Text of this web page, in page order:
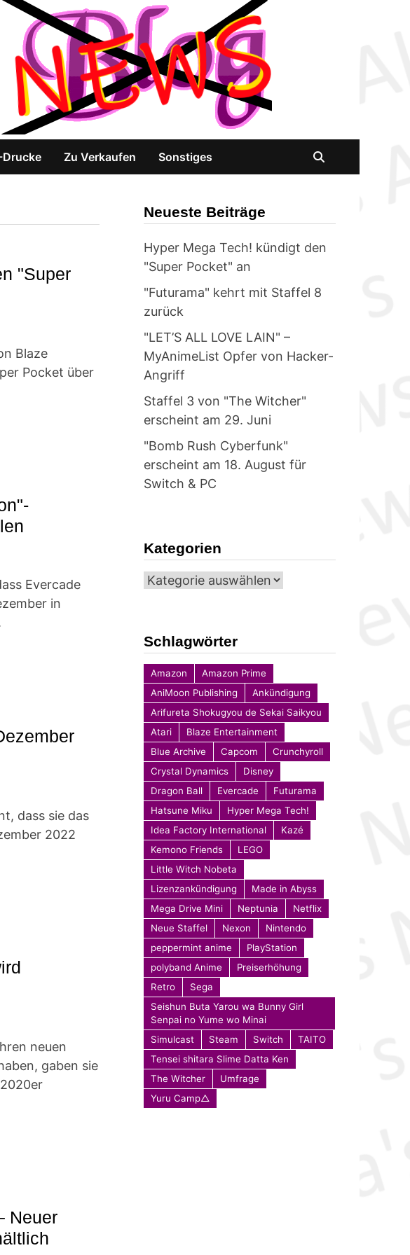
Drucke Zu Verkaufen Sonstiges
"Super
Blaze
Pocket über
Evercade
in
dass sie das
2022
neuen
gaben sie
Neuer
Neueste Beiträge
Hyper Mega Tech! kündigt den
"Super Pocket" an
"Futurama" kehrt mit Staffel 8
zurück
"LET’S ALL LOVE LAIN" –
MyAnimeList Opfer von Hacker-
Angriff
Staffel 3 von "The Witcher"
erscheint am 29. Juni
"Bomb Rush Cyberfunk"
erscheint am 18. August für
Switch & PC
Kategorien
Kategorien
Schlagwörter
Amazon
Amazon Prime
AniMoon Publishing
Ankündigung
Arifureta Shokugyou de Sekai Saikyou
Atari
Blaze Entertainment
Blue Archive
Capcom
Crunchyroll
Crystal Dynamics
Disney
Dragon Ball
Evercade
Futurama
Hatsune Miku
Hyper Mega Tech!
Idea Factory International
Kazé
Kemono Friends
LEGO
Little Witch Nobeta
Lizenzankündigung
Made in Abyss
Mega Drive Mini
Neptunia
Netflix
Neue Staffel
Nexon
Nintendo
peppermint anime
PlayStation
polyband Anime
Preiserhöhung
Retro
Sega
Seishun Buta Yarou wa Bunny Girl
Senpai no Yume wo Minai
Simulcast
Steam Switch
TAITO
Tensei shitara Slime Datta Ken
The Witcher
Umfrage
Yuru Camp△